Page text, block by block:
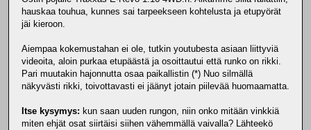
hauskaa touhua, kunnes sai tarpeekseen kohtelusta ja etupyörät
jäi kieroon.
Aiempaa kokemustahan ei ole, tutkin youtubesta asiaan liittyviä
videoita, aloin purkaa etupäästä ja osoittautui että runko on rikki.
Pari muutakin hajonnutta osaa paikallistin (*) Nuo silmällä
näkyvästi rikki, toivottavasti ei jäänyt jotain piilevää huomaamatta.
Itse kysymys: kun saan uuden rungon, niin onko mitään vinkkiä
miten ehjät osat siirtäisi siihen vähemmällä vaivalla? Lähteekö